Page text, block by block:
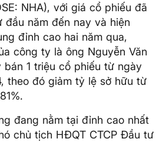
NHA), với giá cổ phiếu đã
năm đến nay và hiện
đỉnh cao hai năm qua,
công ty là ông Nguyễn Văn
1 triệu cổ phiếu từ ngày
theo đó giảm tỷ lệ sở hữu từ
đang nằm tại đỉnh cao nhất
chủ tịch HĐQT CTCP Đầu tư